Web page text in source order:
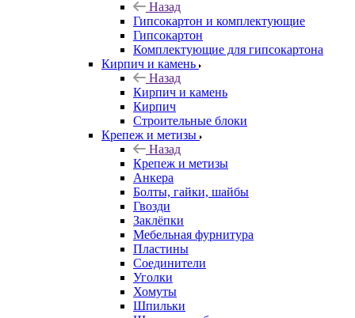
Назад
Гипсокартон и комплектующие
Гипсокартон
Комплектующие для гипсокартона
Кирпич и камень
Назад
Кирпич и камень
Кирпич
Строительные блоки
Крепеж и метизы
Назад
Крепеж и метизы
Анкера
Болты, гайки, шайбы
Гвозди
Заклёпки
Мебельная фурнитура
Пластины
Соединители
Уголки
Хомуты
Шпильки